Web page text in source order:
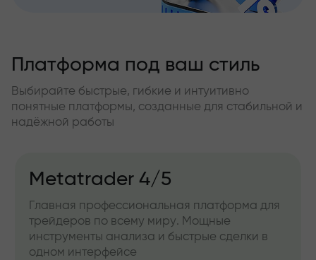
Платформа под ваш стиль
Выбирайте быстрые, гибкие и интуитивно
понятные платформы, созданные для стабильной и
надёжной работы
Metatrader 4/5
Главная профессиональная платформа для
трейдеров по всему миру. Мощные
инструменты анализа и быстрые сделки в
одном интерфейсе